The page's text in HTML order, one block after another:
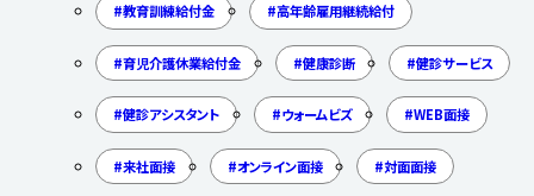
教育訓練給付金 高年齢雇用継続給付
育児介護休業給付金 健康診断 健診サービス
健診アシスタント ウォームビズ WEB面接
来社面接 オンライン面接 対面面接